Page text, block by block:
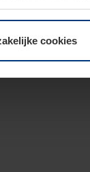
van de cookies
cookies